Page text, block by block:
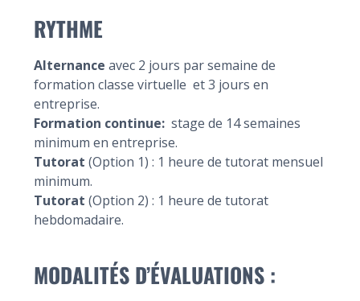
RYTHME
Alternance avec 2 jours par semaine de
formation classe virtuelle et 3 jours en
entreprise.
Formation continue: stage de 14 semaines
minimum en entreprise.
Tutorat (Option 1) : 1 heure de tutorat mensuel
minimum.
Tutorat (Option 2) : 1 heure de tutorat
hebdomadaire.
MODALITÉS D’ÉVALUATIONS :